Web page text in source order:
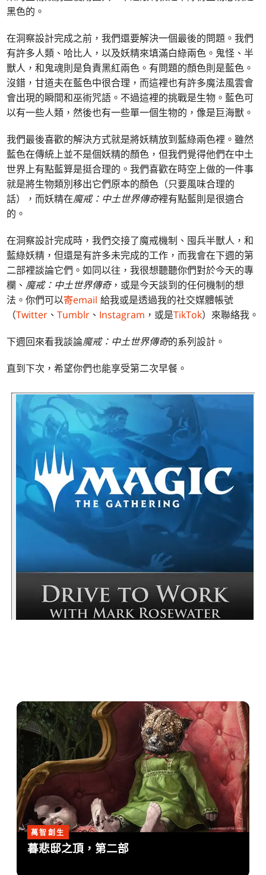
黑色的。
在洞察設計完成之前，我們還要解決一個最後的問題。我們
有許多人類、哈比人，以及妖精來填滿白綠兩色。鬼怪、半
獸人，和鬼魂則是負責黑紅兩色。有問題的顏色則是藍色。
沒錯，甘道夫在藍色中很合理，而這裡也有許多魔法風雲會
會出現的瞬間和巫術咒語。不過這裡的挑戰是生物。藍色可
以有一些人類，然後也有一些單一個生物的，像是巨海獸。
我們最後喜歡的解決方式就是將妖精放到藍綠兩色裡。雖然
藍色在傳統上並不是個妖精的顏色，但我們覺得他們在中土
世界上有點藍算是挺合理的。我們喜歡在時空上做的一件事
就是將生物類別移出它們原本的顏色（只要風味合理的
話），而妖精在魔戒：中土世界傳奇裡有點藍則是很適合
的。
在洞察設計完成時，我們交接了魔戒機制、囤兵半獸人，和
藍綠妖精，但還是有許多未完成的工作，而我會在下週的第
二部裡談論它們。如同以往，我很想聽聽你們對於今天的專
欄、 魔戒：中土世界傳奇，或是今天談到的任何機制的想
法。你們可以寄email給我或是透過我的社交媒體帳號
（Twitter 、Tumblr 、 Instagram ，或是TikTok）來聯絡我。
下週回來看我談論魔戒：中土世界傳奇的系列設計。
直到下次，希望你們也能享受第二次早餐。
萬智創生
暮悲邸之頂，第二部